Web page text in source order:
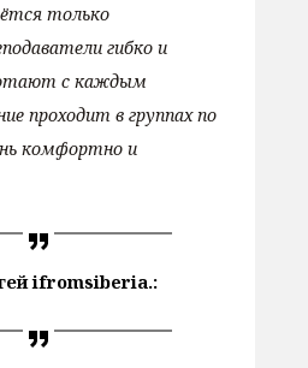
только
гибко и
с каждым
проходит в группах по
комфортно и
ifromsiberia.: